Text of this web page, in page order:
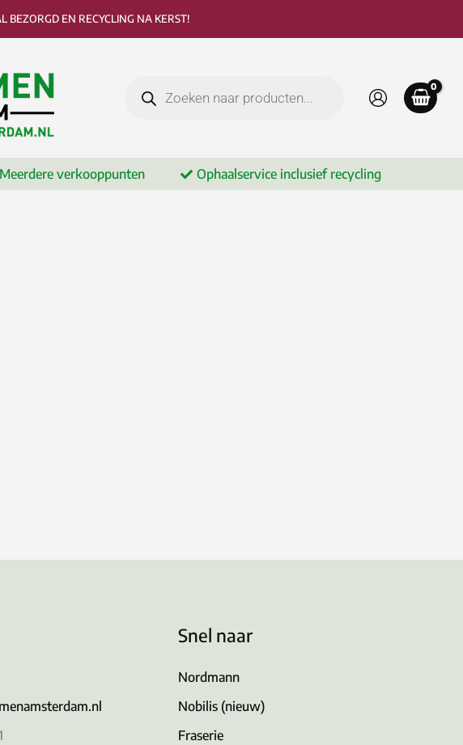
BEZORGD EN RECYCLING NA KERST!
Meerdere verkooppunten Ophaalservice inclusief recycling
Snel naar
Nordmann
Nobilis (nieuw)
Fraserie